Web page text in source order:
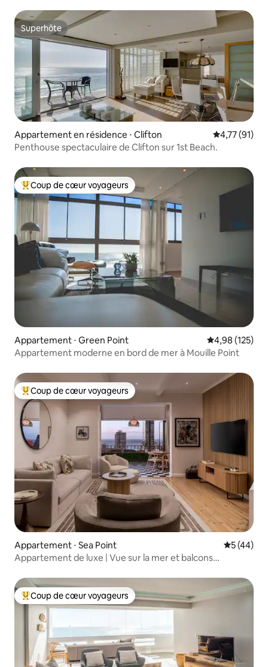
Superhôte
Superhôte
Appartement en résidence ⋅ Clifton Évaluation
4,77 (91)
Penthouse spectaculaire de Clifton sur 1st Beach.
Coups de cœur voyageurs les plus appréciés
Coup de cœur voyageurs
Appartement ⋅ Green Point Évaluation
4,98 (125)
Appartement moderne en bord de mer à Mouille Point
Coups de cœur voyageurs les plus appréciés
Coup de cœur voyageurs
Appartement ⋅ Sea Point
5 (44)
Appartement de luxe | Vue sur la mer et balcons
Coups de cœur voyageurs les plus appréciés
Coup de cœur voyageurs